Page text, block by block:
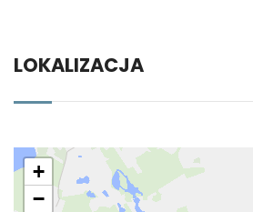
LOKALIZACJA
+
−